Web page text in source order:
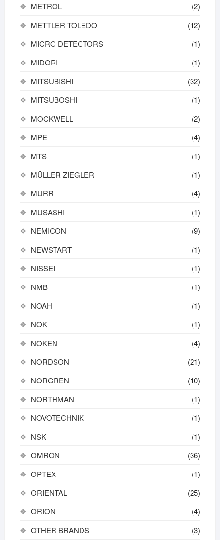
METROL
(2)
METTLER TOLEDO
(12)
MICRO DETECTORS
(1)
MIDORI
(1)
MITSUBISHI
(32)
MITSUBOSHI
(1)
MOCKWELL
(2)
MPE
(4)
MTS
(1)
MÜLLER ZIEGLER
(1)
MURR
(4)
MUSASHI
(1)
NEMICON
(9)
NEWSTART
(1)
NISSEI
(1)
NMB
(1)
NOAH
(1)
NOK
(1)
NOKEN
(4)
NORDSON
(21)
NORGREN
(10)
NORTHMAN
(1)
NOVOTECHNIK
(1)
NSK
(1)
OMRON
(36)
OPTEX
(1)
ORIENTAL
(25)
ORION
(4)
OTHER BRANDS
(3)